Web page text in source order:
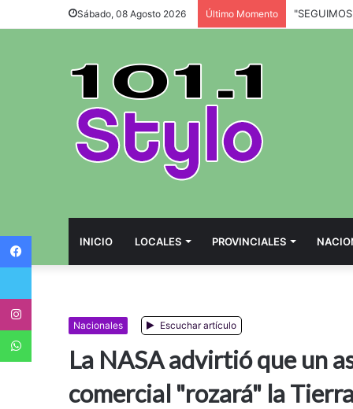
Sábado, 08 Agosto 2026 Último Momento
INICIO LOCALES PROVINCIALES
Nacionales Escuchar artículo
La NASA advirtió que un
comercial "rozará" la
Twitter
WhatsApp